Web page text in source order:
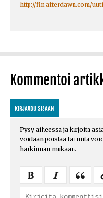
http://fin.afterdawn.com/
Kommentoi
KIRJAUDU SISÄÄN
Pysy aiheessa ja kirjoita
voidaan poistaa tai niitä
harkinnan mukaan.